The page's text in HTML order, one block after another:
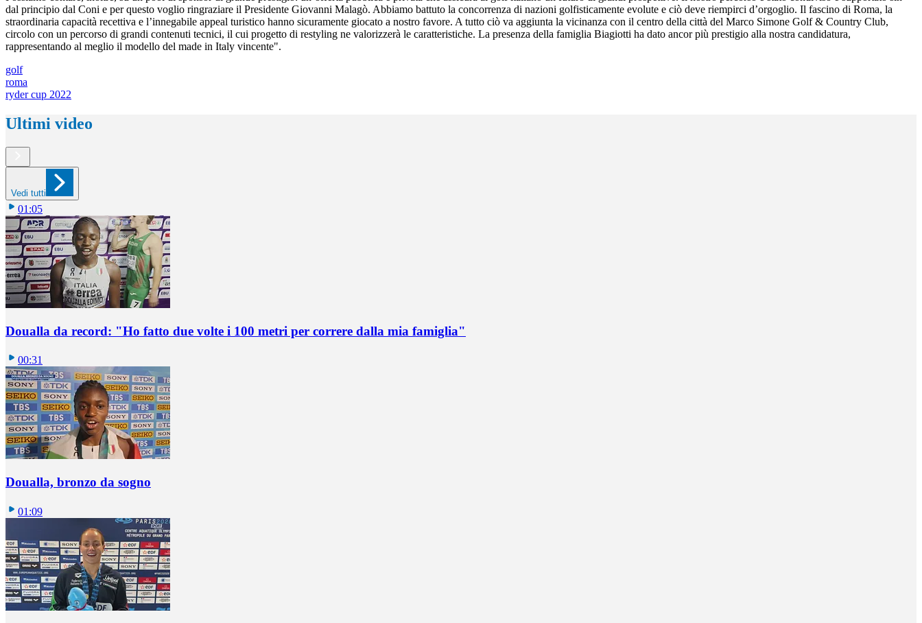
dal principio dal Coni e per questo voglio ringraziare il Presidente Giovanni Malagò. Abbiamo battuto la concorrenza di nazioni golfisticamente evolute e ciò deve riempirci d’orgoglio. Il fascino di Roma, la
straordinaria capacità recettiva e l’innegabile appeal turistico hanno sicuramente giocato a nostro favore. A tutto ciò va aggiunta la vicinanza con il centro della città del Marco Simone Golf & Country Club,
circolo con un percorso di grandi contenuti tecnici, il cui progetto di restyling ne valorizzerà le caratteristiche. La presenza della famiglia Biagiotti ha dato ancor più prestigio alla nostra candidatura,
rappresentando al meglio il modello del made in Italy vincente".
golf
roma
ryder cup 2022
Ultimi video
Vedi tutti
01:05
Doualla da record: "Ho fatto due volte i 100 metri per correre dalla mia famiglia"
00:31
Doualla, bronzo da sogno
01:09